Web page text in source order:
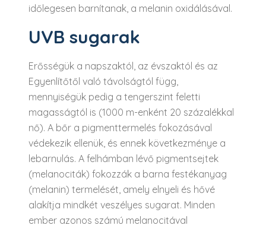
időlegesen barnítanak, a melanin oxidálásával.
UVB sugarak
Erősségük a napszaktól, az évszaktól és az
Egyenlítőtől való távolságtól függ,
mennyiségük pedig a tengerszint feletti
magasságtól is (1000 m-enként 20 százalékkal
nő). A bőr a pigmenttermelés fokozásával
védekezik ellenük, és ennek következménye a
lebarnulás. A felhámban lévő pigmentsejtek
(melanociták) fokozzák a barna festékanyag
(melanin) termelését, amely elnyeli és hővé
alakítja mindkét veszélyes sugarat. Minden
ember azonos számú melanocitával